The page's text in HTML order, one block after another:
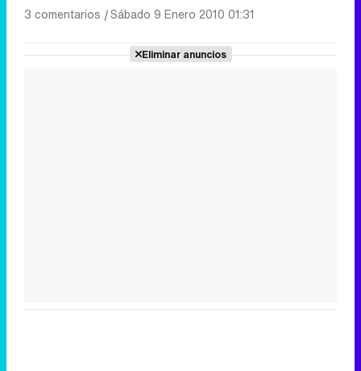
3 comentarios |Sábado 9 Enero 2010 01:31
Eliminar anuncios